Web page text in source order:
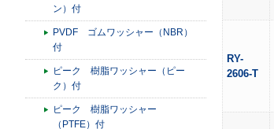
ン）付
PVDF ゴムワッシャー（NBR）
付
ピーク 樹脂ワッシャー（ピー
ク）付
ピーク 樹脂ワッシャー
（PTFE）付
RY-
2606-T